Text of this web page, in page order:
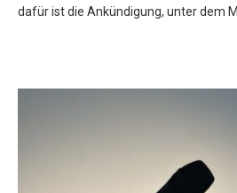
dafür ist die Ankündigung, unter dem